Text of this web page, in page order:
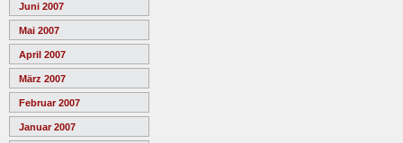
Juni 2007
Mai 2007
April 2007
März 2007
Februar 2007
Januar 2007